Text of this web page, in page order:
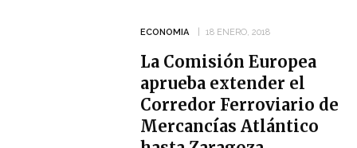
ECONOMIA 18 ENERO, 2018
La Comisión Europea
aprueba extender el
Corredor Ferroviario de
Mercancías Atlántico